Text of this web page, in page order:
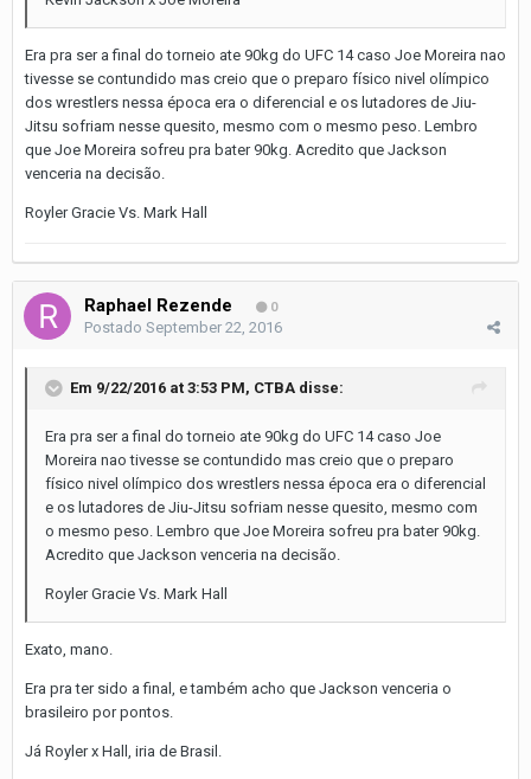
Era pra ser a final do torneio ate 90kg do UFC 14 caso Joe Moreira nao
tivesse se contundido mas creio que o preparo físico nivel olímpico
dos wrestlers nessa época era o diferencial e os lutadores de Jiu-
Jitsu sofriam nesse quesito, mesmo com o mesmo peso. Lembro
que Joe Moreira sofreu pra bater 90kg. Acredito que Jackson
venceria na decisão.
Royler Gracie Vs. Mark Hall
Raphael Rezende 0
Postado September 22, 2016
Em 9/22/2016 at 3:53 PM, CTBA disse:
Era pra ser a final do torneio ate 90kg do UFC 14 caso Joe
Moreira nao tivesse se contundido mas creio que o preparo
físico nivel olímpico dos wrestlers nessa época era o diferencial
e os lutadores de Jiu-Jitsu sofriam nesse quesito, mesmo com
o mesmo peso. Lembro que Joe Moreira sofreu pra bater 90kg.
Acredito que Jackson venceria na decisão.
Royler Gracie Vs. Mark Hall
Exato, mano.
Era pra ter sido a final, e também acho que Jackson venceria o
brasileiro por pontos.
Já Royler x Hall, iria de Brasil.